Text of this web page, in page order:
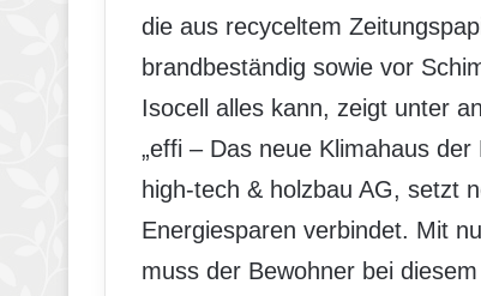
die aus recyceltem
brandbeständig sowie vor
Isocell alles kann, zeigt unter
„effi – Das neue Klimahaus
high-tech & holzbau AG, setzt
Energiesparen verbindet. Mit
muss der Bewohner bei